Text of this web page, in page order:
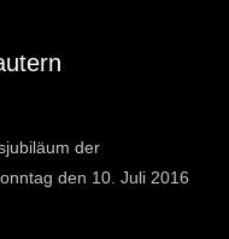
der
den 10. Juli 2016